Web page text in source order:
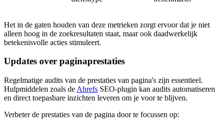
Het in de gaten houden van deze metrieken zorgt ervoor dat je niet
alleen hoog in de zoekresultaten staat, maar ook daadwerkelijk
betekenisvolle acties stimuleert.
Updates over paginaprestaties
Regelmatige audits van de prestaties van pagina's zijn essentieel.
Hulpmiddelen zoals de Ahrefs SEO-plugin kan audits automatiseren
en direct toepasbare inzichten leveren om je voor te blijven.
Verbeter de prestaties van de pagina door te focussen op: